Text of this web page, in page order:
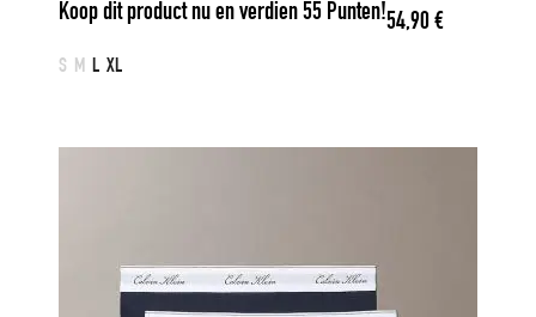
Koop dit product nu en verdien55 Punten!54,90€
S M L XL